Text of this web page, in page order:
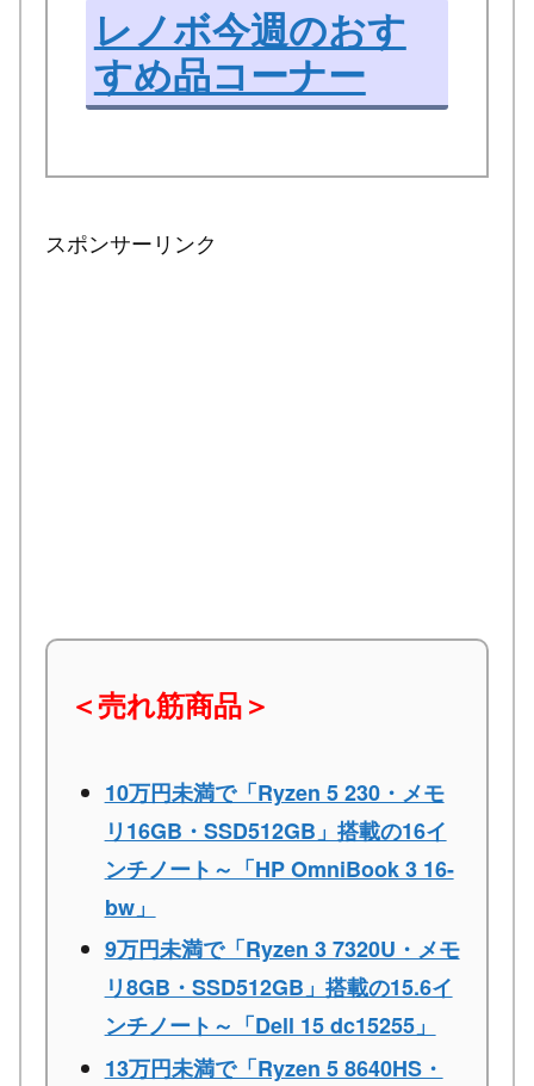
レノボ今週のおす
すめ品コーナー
スポンサーリンク
＜売れ筋商品＞
10万円未満で「Ryzen 5 230・メモ
リ16GB・SSD512GB」搭載の16イ
ンチノート～「HP OmniBook 3 16-
bw」
9万円未満で「Ryzen 3 7320U・メモ
リ8GB・SSD512GB」搭載の15.6イ
ンチノート～「Dell 15 dc15255」
13万円未満で「Ryzen 5 8640HS・